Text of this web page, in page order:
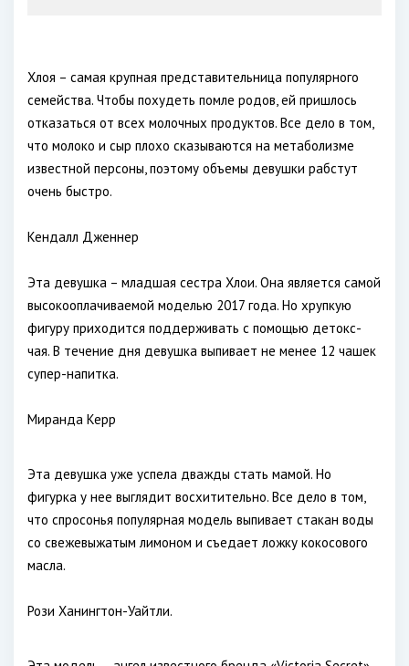
Хлоя – самая крупная представительница популярного
семейства. Чтобы похудеть помле родов, ей пришлось
отказаться от всех молочных продуктов. Все дело в том,
что молоко и сыр плохо сказываются на метаболизме
известной персоны, поэтому объемы девушки рабстут
очень быстро.
Кендалл Дженнер
Эта девушка – младшая сестра Хлои. Она является самой
высокооплачиваемой моделью 2017 года. Но хрупкую
фигуру приходится поддерживать с помощью детокс-
чая. В течение дня девушка выпивает не менее 12 чашек
супер-напитка.
Миранда Керр
Эта девушка уже успела дважды стать мамой. Но
фигурка у нее выглядит восхитительно. Все дело в том,
что спросонья популярная модель выпивает стакан воды
со свежевыжатым лимоном и съедает ложку кокосового
масла.
Рози Ханингтон-Уайтли.